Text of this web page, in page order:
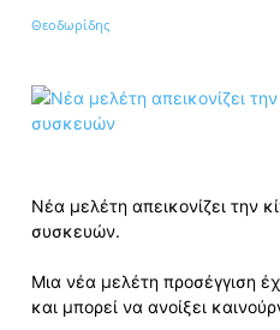
Κοινοποίηση
Νέα μελέτη απεικονίζει την
συσκευών.
Μια νέα μελέτη προσέγγιση
και μπορεί να ανοίξει